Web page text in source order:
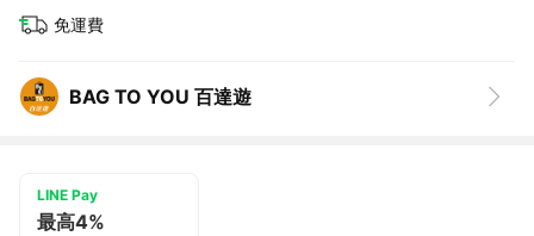
免運費
BAG TO YOU 百達遊
LINE Pay
最高4%